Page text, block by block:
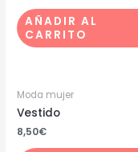
AÑADIR AL
CARRITO
Moda mujer
Vestido
8,50€